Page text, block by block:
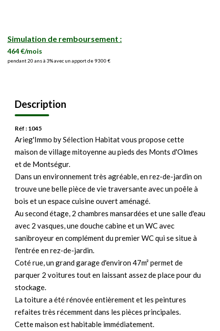
Simulation de remboursement :
464 €/mois
pendant 20 ans à 3% avec un apport de 9 300 €
Description
Réf : 1045
Arieg'Immo by Sélection Habitat vous propose cette
maison de village mitoyenne au pieds des Monts d'Olmes
et de Montségur.
Dans un environnement très agréable, en rez-de-jardin on
trouve une belle pièce de vie traversante avec un poêle à
bois et un espace cuisine ouvert aménagé.
Au second étage, 2 chambres mansardées et une salle d'eau
avec 2 vasques, une douche cabine et un WC avec
sanibroyeur en complément du premier WC qui se situe à
l'entrée en rez-de-jardin.
Coté rue, un grand garage d'environ 47m² permet de
parquer 2 voitures tout en laissant assez de place pour du
stockage.
La toiture a été rénovée entièrement et les peintures
refaites très récemment dans les pièces principales.
Cette maison est habitable immédiatement.